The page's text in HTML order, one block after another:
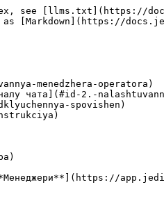
see [llms.txt](https://
[Markdown](https://
menedzhera-operatora)
чата](#id-2.-
spovishen)